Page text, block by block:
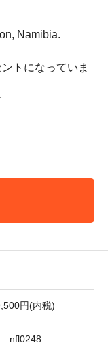
Namibia.
トになっていま
円(内税)
nfl0248